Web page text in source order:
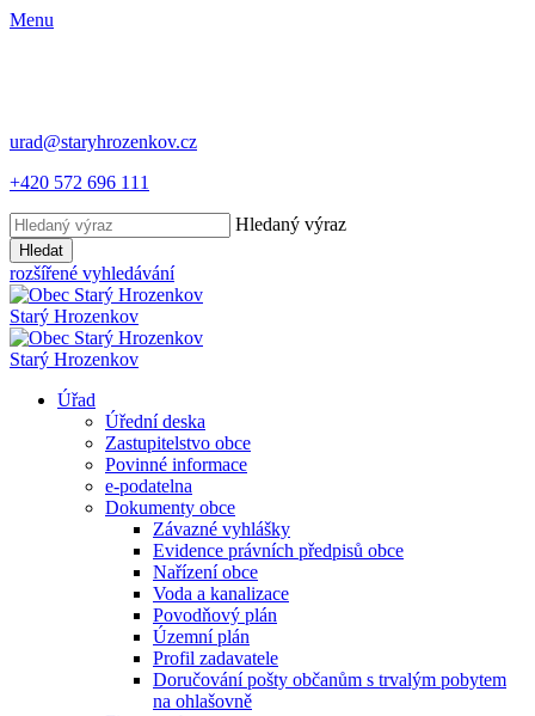
Menu
urad@staryhrozenkov.cz
+420 572 696 111
Hledaný výraz
Hledat
rozšířené vyhledávání
Starý Hrozenkov
Starý Hrozenkov
Úřad
Úřední deska
Zastupitelstvo obce
Povinné informace
e-podatelna
Dokumenty obce
Závazné vyhlášky
Evidence právních předpisů obce
Nařízení obce
Voda a kanalizace
Povodňový plán
Územní plán
Profil zadavatele
Doručování pošty občanům s trvalým pobytem
na ohlašovně